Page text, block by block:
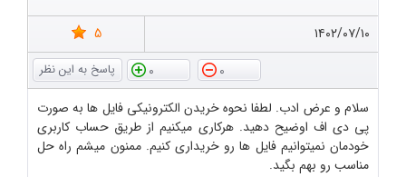
۱۴۰۲/۰۷/۱۰
5
0
0
سلام و عرض ادب. لطفا نحوه خریدن الکترونیکی فایل ها به صورت
پی دی اف اوضیح دهید. هرکاری میکنیم از طریق حساب کاربری
خودمان نمیتوانیم فایل ها رو خریداری کنیم. ممنون میشم راه حل
مناسب رو بهم بگید.